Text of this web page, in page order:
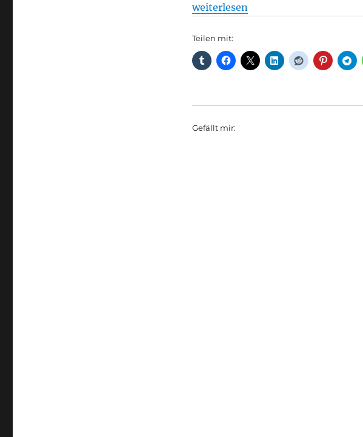
„Radverkehr: Berliner
weiterlesen
Teilen mit:
Gefällt mir: